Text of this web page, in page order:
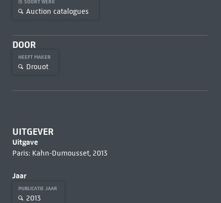
IS SOORT WERK
Auction catalogues
DOOR
HEEFT MAKER
Drouot
UITGEVER
Uitgave
Paris: Kahn-Dumousset, 2013
Jaar
PUBLICATIE JAAR
2013